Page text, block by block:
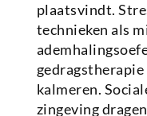
plaatsvindt.
technieken als
kalmeren.
zingeving